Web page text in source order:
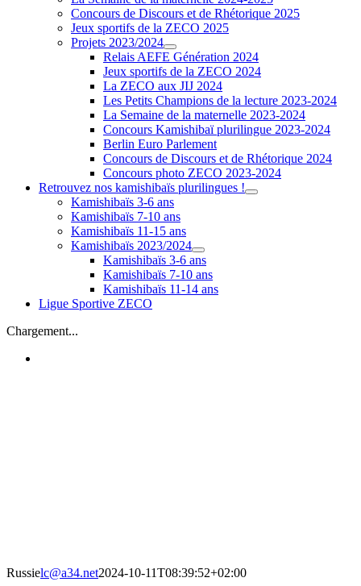
Concours de Discours et de Rhétorique 2025
Jeux sportifs de la ZECO 2025
Projets 2023/2024
Relais AEFE Génération 2024
Jeux sportifs de la ZECO 2024
La ZECO aux JIJ 2024
Les Petits Champions de la lecture 2023-2024
La Semaine de la maternelle 2023-2024
Concours Kamishibaï plurilingue 2023-2024
Berlin Euro Parlement
Concours de Discours et de Rhétorique 2024
Concours photo ZECO 2023-2024
Retrouvez nos kamishibaïs plurilingues !
Kamishibaïs 3-6 ans
Kamishibaïs 7-10 ans
Kamishibaïs 11-15 ans
Kamishibaïs 2023/2024
Kamishibaïs 3-6 ans
Kamishibaïs 7-10 ans
Kamishibaïs 11-14 ans
Ligue Sportive ZECO
Chargement...
Russielc@a34.net2024-10-11T08:39:52+02:00